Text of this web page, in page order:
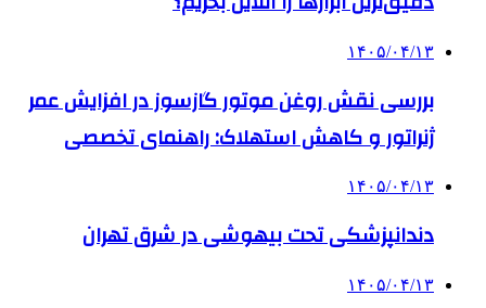
۱۴۰۵/۰۴/۱۳
بررسی نقش روغن موتور گازسوز در افزایش عمر
ژنراتور و کاهش استهلاک: راهنمای تخصصی
۱۴۰۵/۰۴/۱۳
دندانپزشکی تحت بیهوشی در شرق تهران
۱۴۰۵/۰۴/۱۳